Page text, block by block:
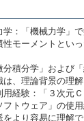
学：「機械力学」
性モーメントとい
分積分学」および
は、理論背景の理
用経験：「３次元
フトウェア」の使
より容易に理解